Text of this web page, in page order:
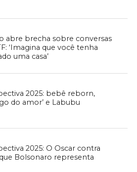
abre brecha sobre conversas
‘Imagina que você tenha
uma casa’
2025: bebê reborn,
do amor’ e Labubu
2025: O Oscar contra
Bolsonaro representa